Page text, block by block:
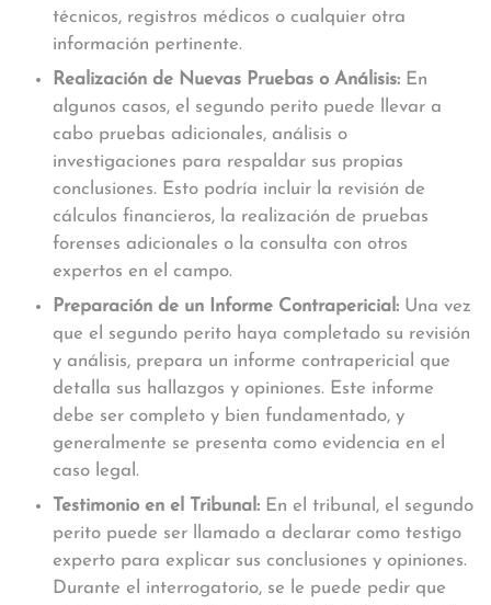
técnicos, registros médicos o cualquier otra
información pertinente.
Realización de Nuevas Pruebas o Análisis: En
algunos casos, el segundo perito puede llevar a
cabo pruebas adicionales, análisis o
investigaciones para respaldar sus propias
conclusiones. Esto podría incluir la revisión de
cálculos financieros, la realización de pruebas
forenses adicionales o la consulta con otros
expertos en el campo.
Preparación de un Informe Contrapericial: Una vez
que el segundo perito haya completado su revisión
y análisis, prepara un informe contrapericial que
detalla sus hallazgos y opiniones. Este informe
debe ser completo y bien fundamentado, y
generalmente se presenta como evidencia en el
caso legal.
Testimonio en el Tribunal: En el tribunal, el segundo
perito puede ser llamado a declarar como testigo
experto para explicar sus conclusiones y opiniones.
Durante el interrogatorio, se le puede pedir que